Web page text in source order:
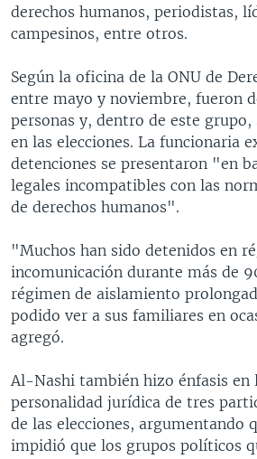
derechos humanos, periodistas,
campesinos, entre otros.
Según la oficina de la ONU de
entre mayo y noviembre, fueron
personas y, dentro de este grupo,
en las elecciones. La funcionaria
detenciones se presentaron "en
legales incompatibles con las
de derechos humanos".
"Muchos han sido detenidos en
incomunicación durante más de
régimen de aislamiento
podido ver a sus familiares en
agregó.
Al-Nashi también hizo énfasis en
personalidad jurídica de tres
de las elecciones, argumentando
impidió que los grupos políticos